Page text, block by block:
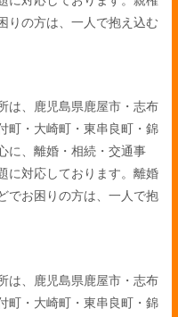
りの方は、一人で抱え込む
は、鹿児島県鹿屋市・志布
町・大崎町・東串良町・錦
に、離婚・相続・交通事
に対応しております。離婚
でお困りの方は、一人で抱
は、鹿児島県鹿屋市・志布
町・大崎町・東串良町・錦